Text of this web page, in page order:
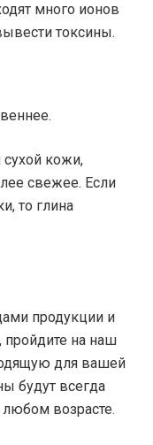
много ионов
токсины.
сухой кожи,
свежее. Если
то глина
продукции и
пройдите на наш
для вашей
будут всегда
возрасте.